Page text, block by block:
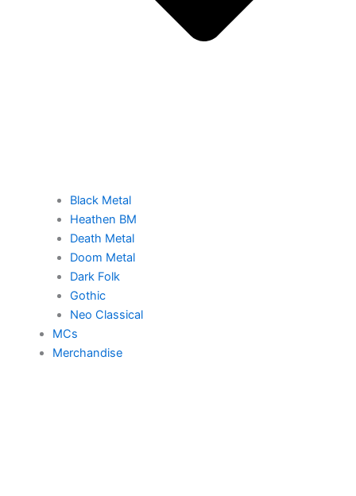
Black Metal
Heathen BM
Death Metal
Doom Metal
Dark Folk
Gothic
Neo Classical
MCs
Merchandise